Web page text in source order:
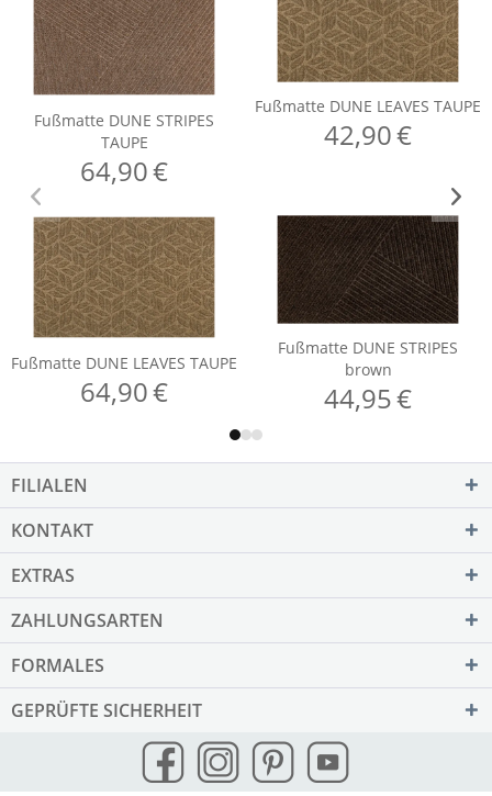
FILIALEN
KONTAKT
EXTRAS
ZAHLUNGSARTEN
FORMALES
GEPRÜFTE SICHERHEIT